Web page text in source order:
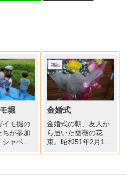
堀
イモ掘の
ちが参加
ャベル
雑記
金婚式
金婚式の朝、友人か
ら届いた薔薇の花
束。昭和51年2月16